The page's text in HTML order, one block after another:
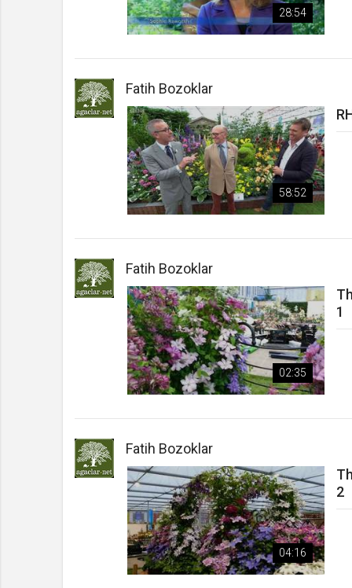
28:54
Fatih Bozoklar
58:52
Fatih Bozoklar
02:35
1
Fatih Bozoklar
04:16
2